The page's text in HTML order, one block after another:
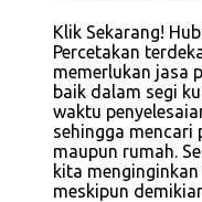
Klik Sekarang!
Percetakan
memerlukan jasa
baik dalam segi
waktu
sehingga
maupun rumah.
kita
meskipun